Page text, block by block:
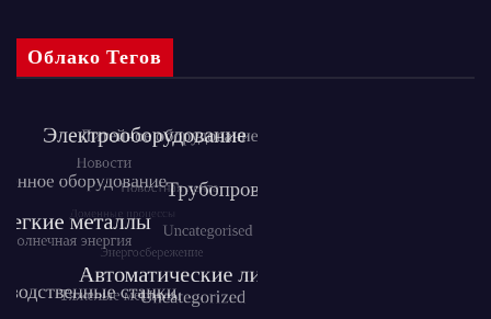
Облако Тегов